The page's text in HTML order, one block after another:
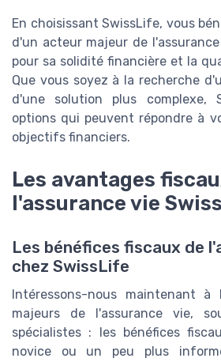
En choisissant SwissLife, vous
d'un acteur majeur de
pour sa solidité financière et la
Que vous soyez à la recherche
d'une solution plus complexe,
options qui peuvent répondre à
objectifs financiers.
Les avantages
l'assurance vie
Les bénéfices fiscaux de
chez SwissLife
Intéressons-nous maintenant à
majeurs de l'assurance vie,
spécialistes : les bénéfices
novice ou un peu plus